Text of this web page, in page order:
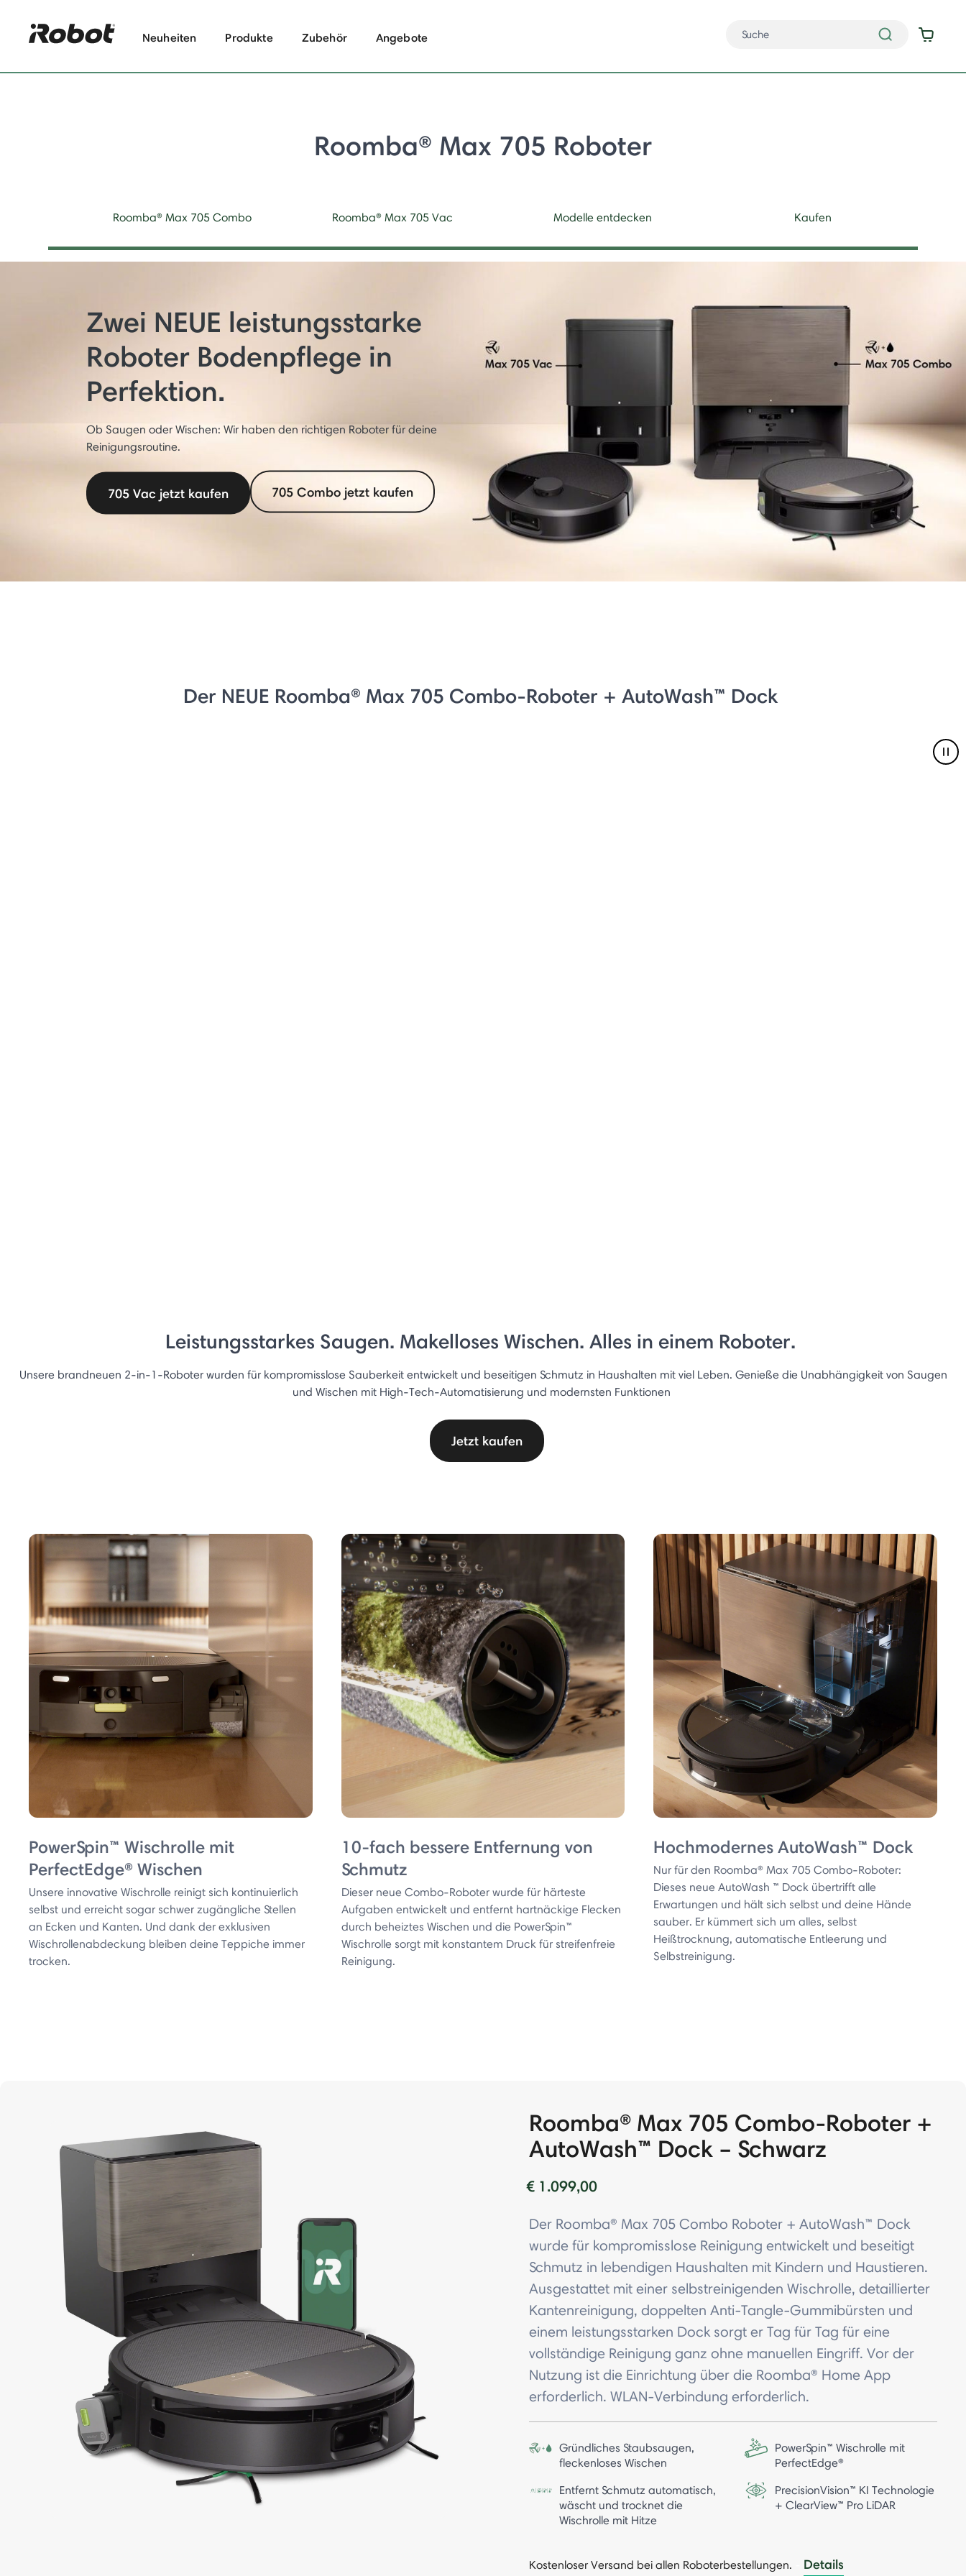
Neuheiten Produkte Zubehör Angebote
Roomba® Max 705 Roboter
Roomba® Max 705 Combo Roomba® Max 705 Vac Modelle entdecken Kaufen
Zwei NEUE leistungsstarke
Roboter Bodenpflege in
Perfektion.
Ob Saugen oder Wischen: Wir haben den richtigen Roboter für deine
Reinigungsroutine.
705 Vac jetzt kaufen 705 Combo jetzt kaufen
Der NEUE Roomba® Max 705 Combo-Roboter + AutoWash™ Dock
Leistungsstarkes Saugen. Makelloses Wischen. Alles in einem Roboter.
Unsere brandneuen 2-in-1-Roboter wurden für kompromisslose Sauberkeit entwickelt und beseitigen Schmutz in Haushalten mit viel Leben. Genieße die Unabhängigkeit von Saugen
und Wischen mit High-Tech-Automatisierung und modernsten Funktionen
Jetzt kaufen
PowerSpin™ Wischrolle mit
PerfectEdge® Wischen
Unsere innovative Wischrolle reinigt sich kontinuierlich
selbst und erreicht sogar schwer zugängliche Stellen
an Ecken und Kanten. Und dank der exklusiven
Wischrollenabdeckung bleiben deine Teppiche immer
trocken.
10-fach bessere Entfernung von
Schmutz
Dieser neue Combo-Roboter wurde für härteste
Aufgaben entwickelt und entfernt hartnäckige Flecken
durch beheiztes Wischen und die PowerSpin™
Wischrolle sorgt mit konstantem Druck für streifenfreie
Reinigung.
Hochmodernes AutoWash™ Dock
Nur für den Roomba® Max 705 Combo-Roboter:
Dieses neue AutoWash ™ Dock übertrifft alle
Erwartungen und hält sich selbst und deine Hände
sauber. Er kümmert sich um alles, selbst
Heißtrocknung, automatische Entleerung und
Selbstreinigung.
Roomba® Max 705 Combo-Roboter +
AutoWash™ Dock – Schwarz
€ 1.099,00
Der Roomba® Max 705 Combo Roboter + AutoWash™ Dock
wurde für kompromisslose Reinigung entwickelt und beseitigt
Schmutz in lebendigen Haushalten mit Kindern und Haustieren.
Ausgestattet mit einer selbstreinigenden Wischrolle, detaillierter
Kantenreinigung, doppelten Anti-Tangle-Gummibürsten und
einem leistungsstarken Dock sorgt er Tag für Tag für eine
vollständige Reinigung ganz ohne manuellen Eingriff. Vor der
Nutzung ist die Einrichtung über die Roomba® Home App
erforderlich. WLAN-Verbindung erforderlich.
Gründliches Staubsaugen,
fleckenloses Wischen
PowerSpin™ Wischrolle mit
PerfectEdge®
Entfernt Schmutz automatisch,
wäscht und trocknet die
Wischrolle mit Hitze
PrecisionVision™ KI Technologie
+ ClearView™ Pro LiDAR
Kostenloser Versand bei allen Roboterbestellungen. Details